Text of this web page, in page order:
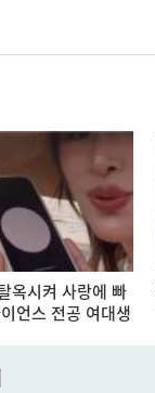
옥시켜 사랑에 빠
언스 전공 여대생